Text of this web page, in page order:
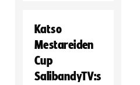
Katso
Mestareiden
Cup
SalibandyTV:s